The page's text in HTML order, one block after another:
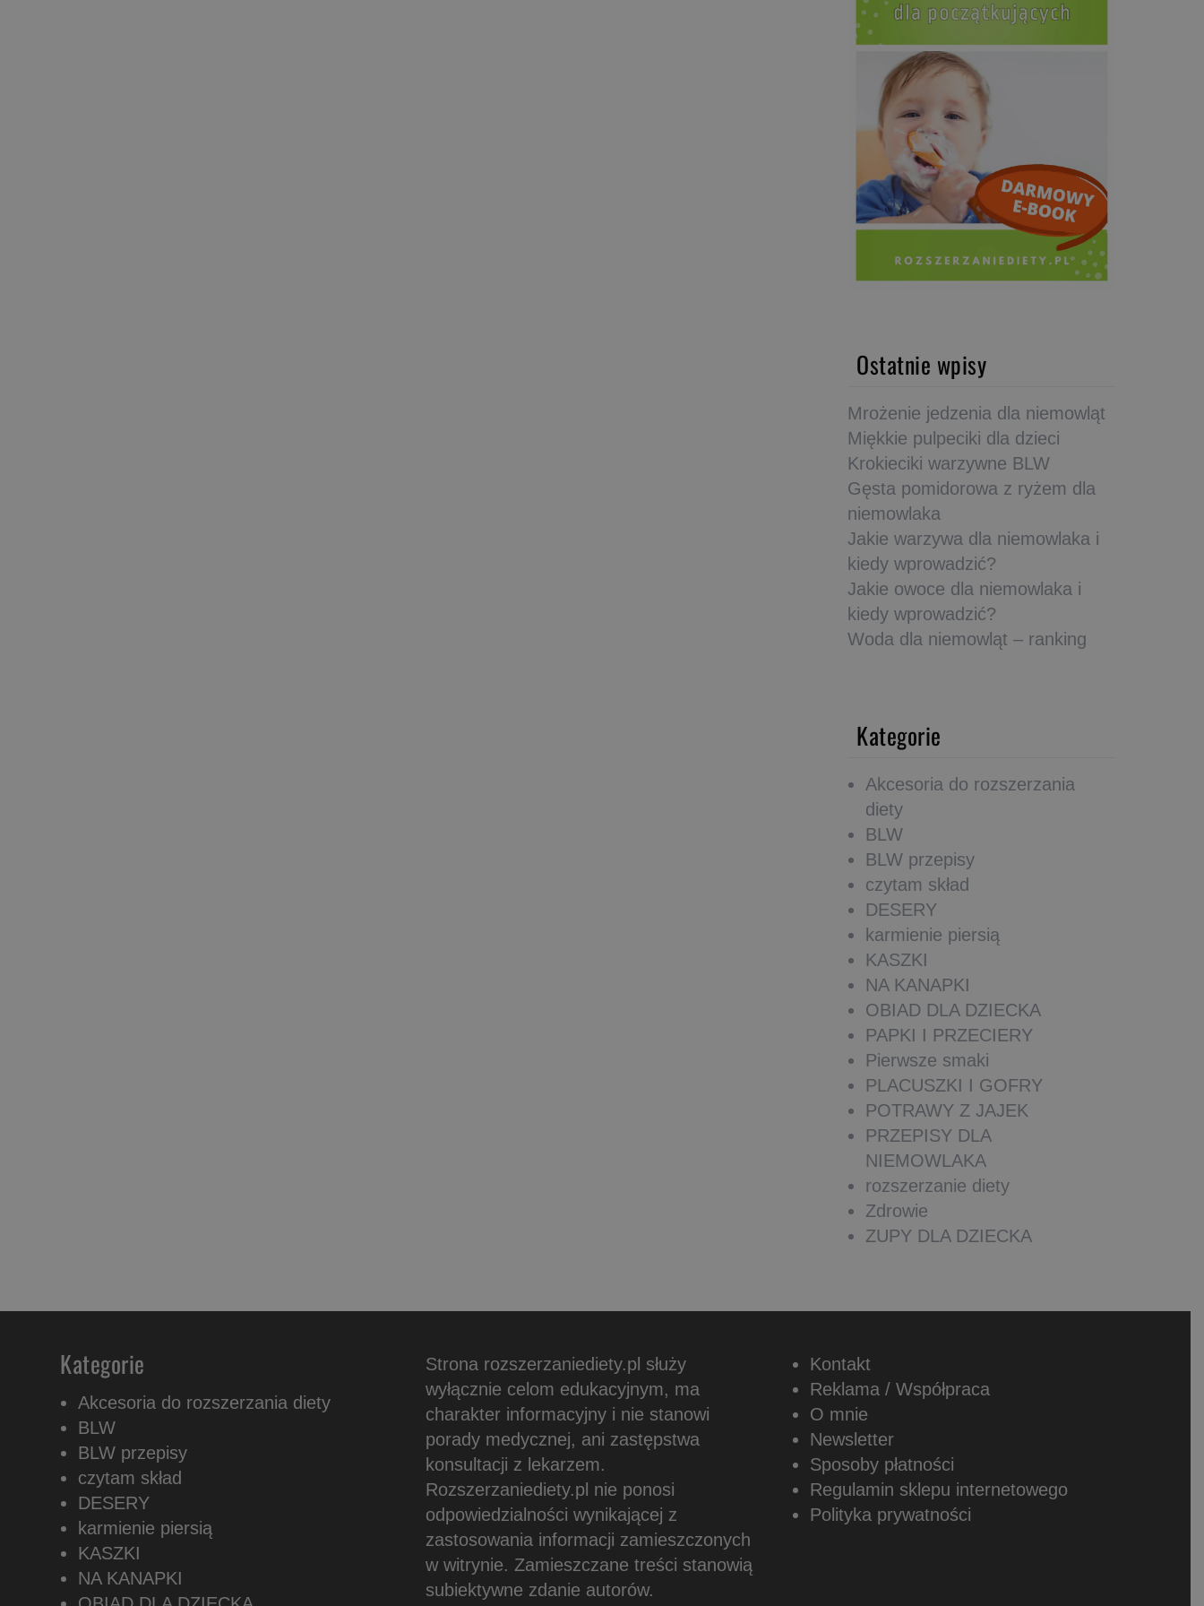
Ostatnie wpisy
Mrożenie jedzenia dla niemowląt
Miękkie pulpeciki dla dzieci
Krokieciki warzywne BLW
Gęsta pomidorowa z ryżem dla
niemowlaka
Jakie warzywa dla niemowlaka i
kiedy wprowadzić?
Jakie owoce dla niemowlaka i
kiedy wprowadzić?
Woda dla niemowląt – ranking
Kategorie
Akcesoria do rozszerzania
diety
BLW
BLW przepisy
czytam skład
DESERY
karmienie piersią
KASZKI
NA KANAPKI
OBIAD DLA DZIECKA
PAPKI I PRZECIERY
Pierwsze smaki
PLACUSZKI I GOFRY
POTRAWY Z JAJEK
PRZEPISY DLA
NIEMOWLAKA
rozszerzanie diety
Zdrowie
ZUPY DLA DZIECKA
Kategorie
Akcesoria do rozszerzania diety
BLW
BLW przepisy
czytam skład
DESERY
karmienie piersią
KASZKI
NA KANAPKI
Strona rozszerzaniediety.pl służy
wyłącznie celom edukacyjnym, ma
charakter informacyjny i nie stanowi
porady medycznej, ani zastępstwa
konsultacji z lekarzem.
Rozszerzaniediety.pl nie ponosi
odpowiedzialności wynikającej z
zastosowania informacji zamieszczonych
w witrynie. Zamieszczane treści stanowią
subiektywne zdanie autorów.
Kontakt
Reklama / Współpraca
O mnie
Newsletter
Sposoby płatności
Regulamin sklepu internetowego
Polityka prywatności